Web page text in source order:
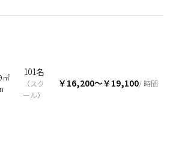
㎡
101名
（スク
ール）
￥16,200〜￥19,100/ 時間